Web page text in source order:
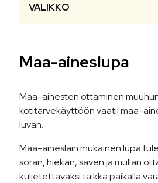
VALIKKO
Maa-aineslupa
Maa-ainesten ottaminen
kotitarvekäyttöön vaatii maa-
luvan.
Maa-aineslain mukainen lupa
soran, hiekan, saven ja mullan
kuljetettavaksi taikka paikalla